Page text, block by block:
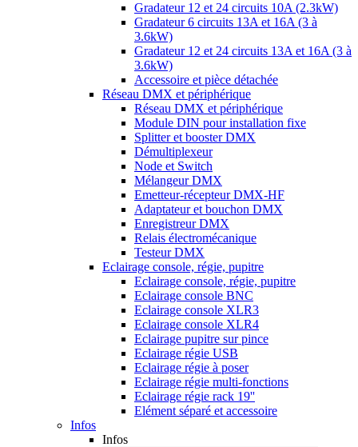
Gradateur 12 et 24 circuits 10A (2.3kW)
Gradateur 6 circuits 13A et 16A (3 à
3.6kW)
Gradateur 12 et 24 circuits 13A et 16A (3 à
3.6kW)
Accessoire et pièce détachée
Réseau DMX et périphérique
Réseau DMX et périphérique
Module DIN pour installation fixe
Splitter et booster DMX
Démultiplexeur
Node et Switch
Mélangeur DMX
Emetteur-récepteur DMX-HF
Adaptateur et bouchon DMX
Enregistreur DMX
Relais électromécanique
Testeur DMX
Eclairage console, régie, pupitre
Eclairage console, régie, pupitre
Eclairage console BNC
Eclairage console XLR3
Eclairage console XLR4
Eclairage pupitre sur pince
Eclairage régie USB
Eclairage régie à poser
Eclairage régie multi-fonctions
Eclairage régie rack 19''
Elément séparé et accessoire
Infos
Infos